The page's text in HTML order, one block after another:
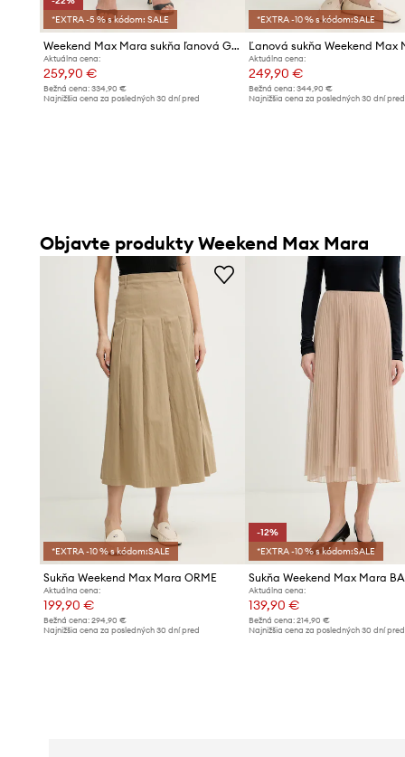
*EXTRA -5 % s kódom: SALE
Weekend Max Mara sukňa ľanová GERGO
Aktuálna cena:
259,90 €
Bežná cena: 334,90 €
Najnižšia cena za posledných 30 dní pred
*EXTRA -10 % s kódom:SALE
Aktuálna cena:
249,90 €
Bežná cena:344,90 €
Najnižšia cena za posledných 30 dní pred
Objavte produkty Weekend Max Mara
*EXTRA -10 % s kódom:SALE
Sukňa Weekend Max Mara ORME
Aktuálna cena:
199,90 €
Bežná cena: 294,90 €
Najnižšia cena za posledných 30 dní pred
-12%
*EXTRA -10 % s kódom:SALE
Sukňa Weekend Max Mara
Aktuálna cena:
139,90 €
Bežná cena:214,90 €
Najnižšia cena za posledných 30 dní pred